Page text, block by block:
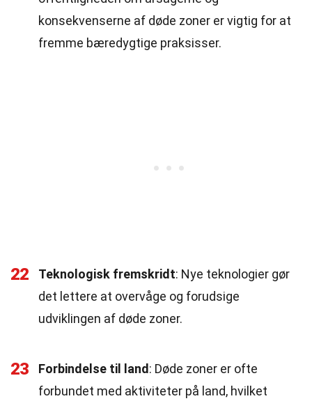
konsekvenserne af døde zoner er vigtig for at
fremme bæredygtige praksisser.
22 Teknologisk fremskridt: Nye teknologier gør
det lettere at overvåge og forudsige
udviklingen af døde zoner.
23 Forbindelse til land : Døde zoner er ofte
forbundet med aktiviteter på land, hvilket